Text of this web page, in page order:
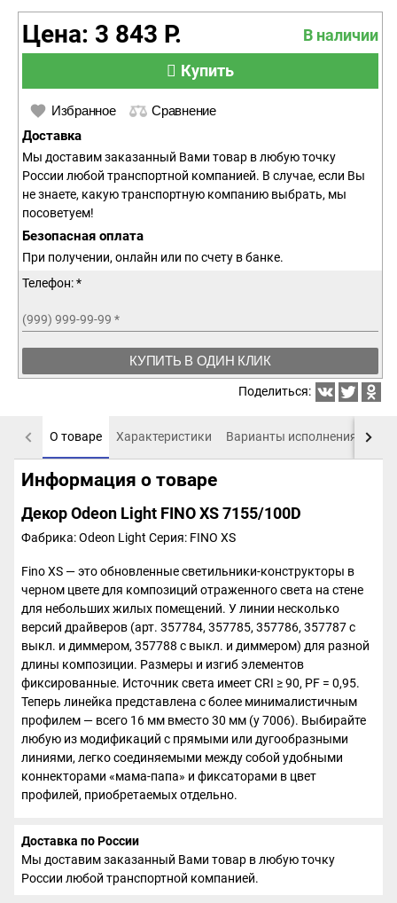
Цена: 3 843 Р.
В наличии
Купить
Избранное Сравнение
Доставка
Мы доставим заказанный Вами товар в любую точку
России любой транспортной компанией. В случае, если Вы
не знаете, какую транспортную компанию выбрать, мы
посоветуем!
Безопасная оплата
При получении, онлайн или по счету в банке.
Телефон: *
(999) 999-99-99 *
КУПИТЬ В ОДИН КЛИК
Поделиться:
О товаре Характеристики Варианты исполнения
Информация о товаре
Декор Odeon Light FINO XS 7155/100D
Фабрика: Odeon Light Серия: FINO XS
Fino XS ― это обновленные светильники-конструкторы в
черном цвете для композиций отраженного света на стене
для небольших жилых помещений. У линии несколько
версий драйверов (арт. 357784, 357785, 357786, 357787 с
выкл. и диммером, 357788 с выкл. и диммером) для разной
длины композиции. Размеры и изгиб элементов
фиксированные. Источник света имеет CRI ≥ 90, PF = 0,95.
Теперь линейка представлена с более минималистичным
профилем ― всего 16 мм вместо 30 мм (у 7006). Выбирайте
любую из модификаций с прямыми или дугообразными
линиями, легко соединяемыми между собой удобными
коннекторами «мама-папа» и фиксаторами в цвет
профилей, приобретаемых отдельно.
Доставка по России
Мы доставим заказанный Вами товар в любую точку
России любой транспортной компанией.